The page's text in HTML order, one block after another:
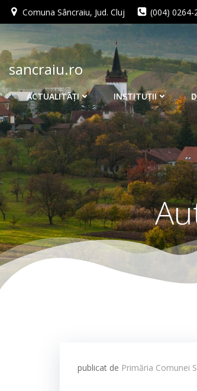
Skip
to
content
Comuna Sâncraiu, Jud. Cluj (004) 0264-
sancraiu.ro
ACTUALITĂŢI INSTITUŢII
publicat de Primăria Comunei